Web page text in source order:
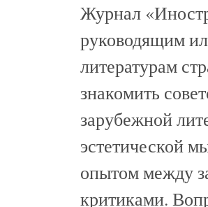
Журнал
руководящим
литературам
знакомить
зарубежной
эстетической
опытом между
критиками.